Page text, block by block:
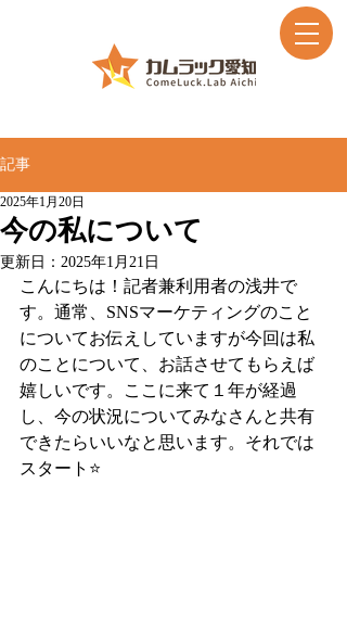
記事
今の私について
2025年1月20日
更新日： 2025年1月21日
こんにちは！記者兼利用者の浅井で
す。通常、SNSマーケティングのこと
についてお伝えしていますが今回は私
のことについて、お話させてもらえば
嬉しいです。ここに来て１年が経過
し、今の状況についてみなさんと共有
できたらいいなと思います。それでは
スタート⭐️